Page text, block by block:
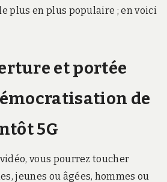
plus en plus populaire ; en voici
et portée
de
5G
vous pourrez toucher
jeunes ou âgées, hommes ou